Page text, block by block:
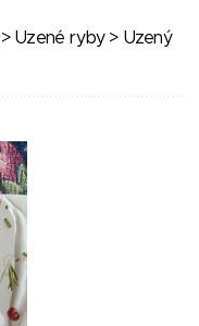
> Uzené ryby> Uzený